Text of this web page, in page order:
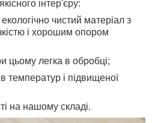
інтер'єру:
чистий матеріал з
і хорошим опором
цьому легка в обробці;
температур і підвищеної
на нашому складі.